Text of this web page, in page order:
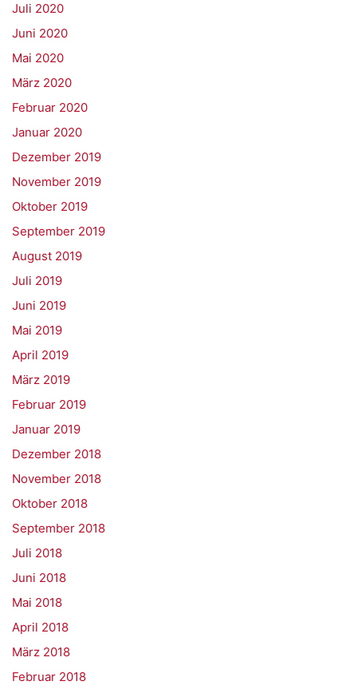
Juli 2020
Juni 2020
Mai 2020
März 2020
Februar 2020
Januar 2020
Dezember 2019
November 2019
Oktober 2019
September 2019
August 2019
Juli 2019
Juni 2019
Mai 2019
April 2019
März 2019
Februar 2019
Januar 2019
Dezember 2018
November 2018
Oktober 2018
September 2018
Juli 2018
Juni 2018
Mai 2018
April 2018
März 2018
Februar 2018